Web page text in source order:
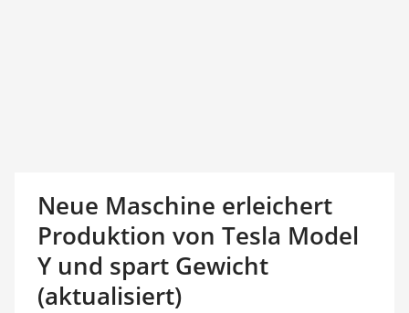
Neue Maschine erleichert
Produktion von Tesla Model
Y und spart Gewicht
(aktualisiert)